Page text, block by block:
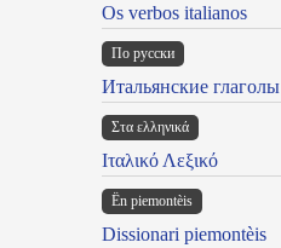
Os verbos italianos
По русски
Итальянские глаголы
Στα ελληνικά
Ιταλικό Λεξικό
Ën piemontèis
Dissionari piemontèis